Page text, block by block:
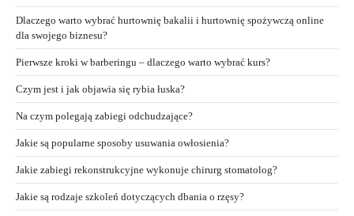
Dlaczego warto wybrać hurtownię bakalii i hurtownię spożywczą online
dla swojego biznesu?
Pierwsze kroki w barberingu – dlaczego warto wybrać kurs?
Czym jest i jak objawia się rybia łuska?
Na czym polegają zabiegi odchudzające?
Jakie są popularne sposoby usuwania owłosienia?
Jakie zabiegi rekonstrukcyjne wykonuje chirurg stomatolog?
Jakie są rodzaje szkoleń dotyczących dbania o rzęsy?